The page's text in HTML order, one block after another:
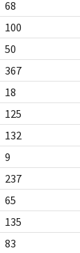
68
100
50
367
18
125
132
9
237
65
135
83